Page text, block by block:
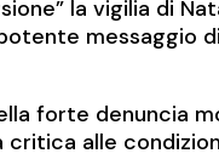
la vigilia di
messaggio di
forte denuncia
critica alle